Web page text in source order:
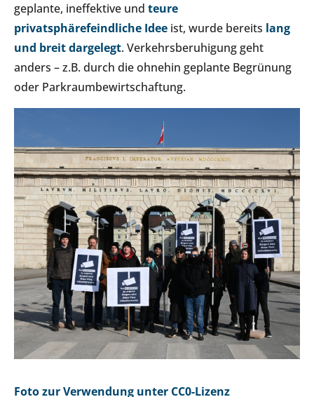
geplante, ineffektive und teure
privatsphärefeindliche Idee ist, wurde bereits lang
und breit dargelegt. Verkehrsberuhigung geht
anders – z.B. durch die ohnehin geplante Begrünung
oder Parkraumbewirtschaftung.
Foto zur Verwendung unter CC0-Lizenz